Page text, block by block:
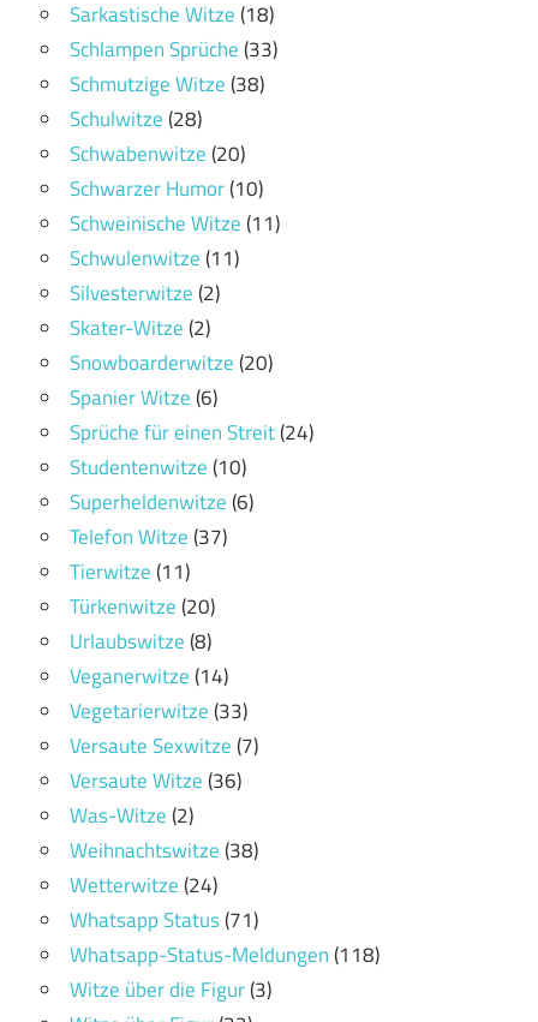
Sarkastische Witze(18)
Schlampen Sprüche(33)
Schmutzige Witze(38)
Schulwitze(28)
Schwabenwitze(20)
Schwarzer Humor(10)
Schweinische Witze(11)
Schwulenwitze(11)
Silvesterwitze(2)
Skater-Witze(2)
Snowboarderwitze(20)
Spanier Witze(6)
Sprüche für einen Streit(24)
Studentenwitze(10)
Superheldenwitze(6)
Telefon Witze(37)
Tierwitze(11)
Türkenwitze(20)
Urlaubswitze(8)
Veganerwitze(14)
Vegetarierwitze(33)
Versaute Sexwitze(7)
Versaute Witze(36)
Was-Witze(2)
Weihnachtswitze(38)
Wetterwitze(24)
Whatsapp Status(71)
Whatsapp-Status-Meldungen(118)
Witze über die Figur(3)